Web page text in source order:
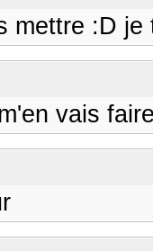
mettre :D je
vais